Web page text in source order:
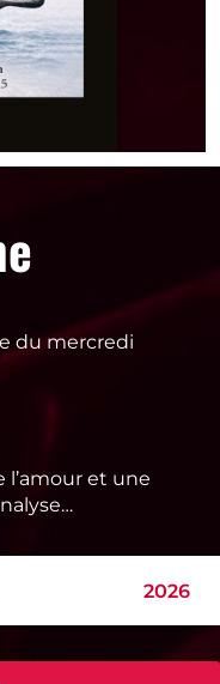
du mercredi
l’amour et une
2026